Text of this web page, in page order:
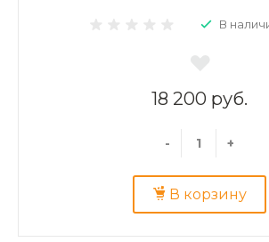
В
18 200 руб.
- +
В корзину